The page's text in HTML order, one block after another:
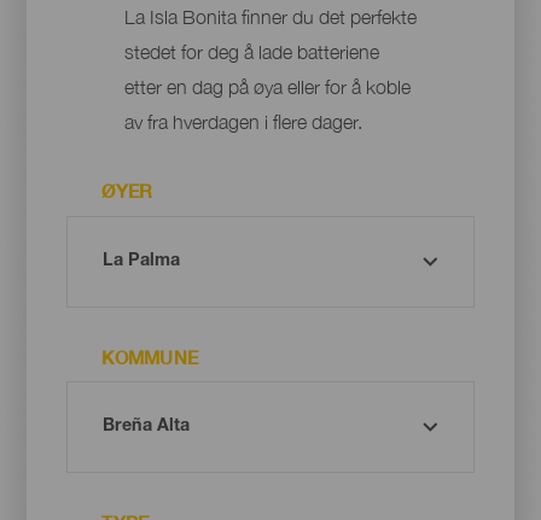
La Isla Bonita finner du det perfekte
stedet for deg å lade batteriene
etter en dag på øya eller for å koble
av fra hverdagen i flere dager.
ØYER
KOMMUNE